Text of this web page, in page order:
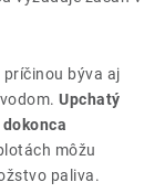
príčinou býva aj
Upchatý
môžu
paliva.